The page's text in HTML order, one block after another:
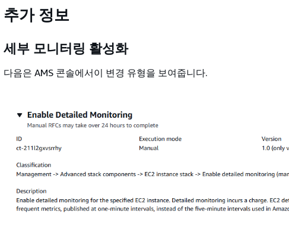
추가 정보
세부 모니터링 활성화
다음은 AMS 콘솔에서이 변경 유형을 보여줍니다.